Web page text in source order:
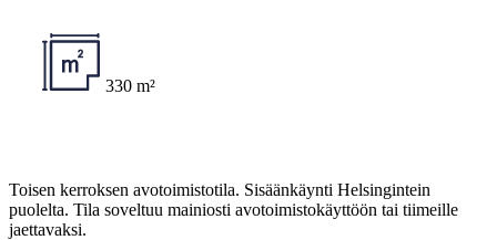
330 m²
Toisen kerroksen avotoimistotila. Sisäänkäynti Helsingintein
puolelta. Tila soveltuu mainiosti avotoimistokäyttöön tai tiimeille
jaettavaksi.